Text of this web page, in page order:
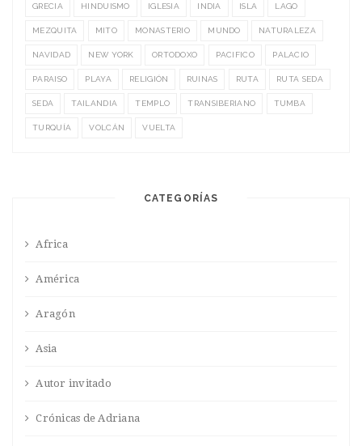
GRECIA HINDUISMO IGLESIA INDIA ISLA LAGO
MEZQUITA MITO MONASTERIO MUNDO NATURALEZA
NAVIDAD NEW YORK ORTODOXO PACIFICO PALACIO
PARAISO PLAYA RELIGIÓN RUINAS RUTA RUTA SEDA
SEDA TAILANDIA TEMPLO TRANSIBERIANO TUMBA
TURQUÍA VOLCÁN VUELTA
CATEGORÍAS
Africa
América
Aragón
Asia
Autor invitado
Crónicas de Adriana